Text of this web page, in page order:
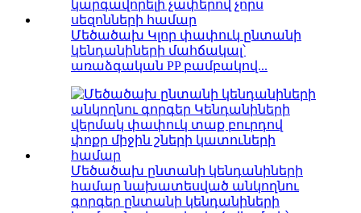
Մեծածախ Կլոր փափուկ ընտանի
կենդանիների մահճակալ՝
առաձգական PP բամբակով...
Մեծածախ ընտանի կենդանիների
համար նախատեսված անկողնու
գորգեր ընտանի կենդանիների